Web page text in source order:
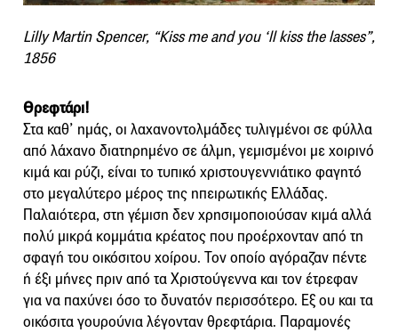
Lilly Martin Spencer, “Kiss me and you ‘ll kiss the lasses”,
1856
Θρεφτάρι!
Στα καθ’ ημάς, οι λαχανοντολμάδες τυλιγμένοι σε φύλλα
από λάχανο διατηρημένο σε άλμη, γεμισμένοι με χοιρινό
κιμά και ρύζι, είναι το τυπικό χριστουγεννιάτικο φαγητό
στο μεγαλύτερο μέρος της ηπειρωτικής Ελλάδας.
Παλαιότερα, στη γέμιση δεν χρησιμοποιούσαν κιμά αλλά
πολύ μικρά κομμάτια κρέατος που προέρχονταν από τη
σφαγή του οικόσιτου χοίρου. Τον οποίο αγόραζαν πέντε
ή έξι μήνες πριν από τα Χριστούγεννα και τον έτρεφαν
για να παχύνει όσο το δυνατόν περισσότερο. Εξ ου και τα
οικόσιτα γουρούνια λέγονταν θρεφτάρια. Παραμονές